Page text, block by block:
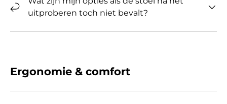
uitproberen toch niet bevalt?
Ergonomie & comfort